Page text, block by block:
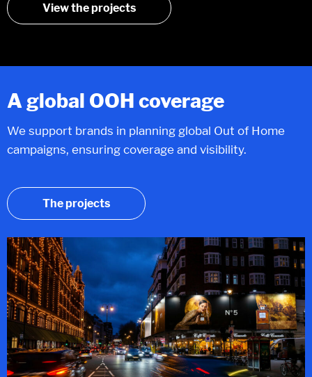
View the projects
A global OOH coverage
We support brands in planning global Out of Home
campaigns, ensuring coverage and visibility.
The projects